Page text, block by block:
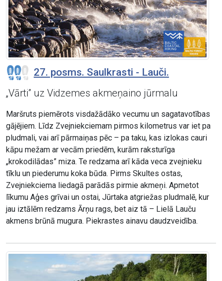
27. posms. Saulkrasti - Lauči.
„Vārti” uz Vidzemes akmeņaino jūrmalu
Maršruts piemērots visdažādāko vecumu un sagatavotības
gājējiem. Līdz Zvejniekciemam pirmos kilometrus var iet pa
pludmali, vai arī pārmaiņas pēc – pa taku, kas izlokas cauri
kāpu mežam ar vecām priedēm, kurām raksturīga
„krokodilādas” miza. Te redzama arī kāda veca zvejnieku
tīklu un piederumu koka būda. Pirms Skultes ostas,
Zvejniekciema liedagā parādās pirmie akmeņi. Apmetot
līkumu Aģes grīvai un ostai, Jūrtaka atgriežas pludmalē, kur
jau iztālēm redzams Ārņu rags, bet aiz tā – Lielā Lauču
akmens brūnā mugura. Piekrastes ainavu daudzveidība.